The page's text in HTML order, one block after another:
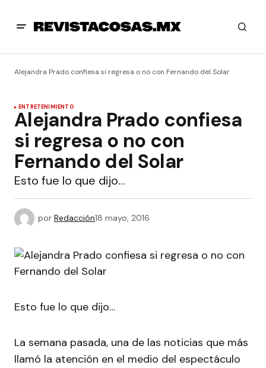
Alejandra Prado confiesa si regresa o no con Fernando del Solar
ENTRETENIMIENTO
Alejandra Prado confiesa
si regresa o no con
Fernando del Solar
Esto fue lo que dijo…
por Redacción18 mayo, 2016
Esto fue lo que dijo…
La semana pasada, una de las noticias que más
llamó la atención en el medio del espectáculo